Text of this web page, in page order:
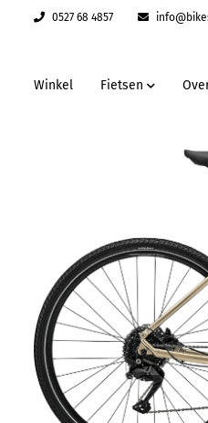
0527 68 4857
Winkel Fietsen